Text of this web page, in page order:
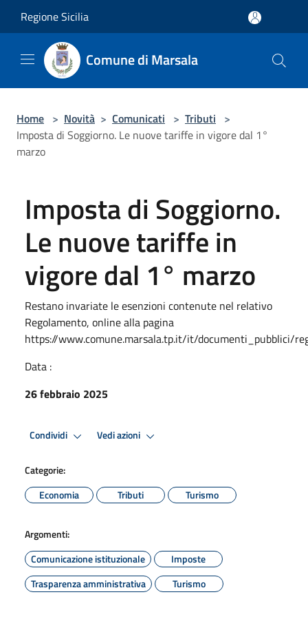
Regione Sicilia
Comune di Marsala
Home > Novità > Comunicati > Tributi >
Imposta di Soggiorno. Le nuove tariffe in vigore dal 1°
marzo
Imposta di Soggiorno.
Le nuove tariffe in
vigore dal 1° marzo
Restano invariate le esenzioni contenute nel relativo
Regolamento, online alla pagina
https://www.comune.marsala.tp.it/it/documenti_pubblici/
Data :
26 febbraio 2025
Condividi Vedi azioni
Categorie:
Economia
Tributi Turismo
Argomenti:
Comunicazione istituzionale
Imposte
Trasparenza amministrativa
Turismo